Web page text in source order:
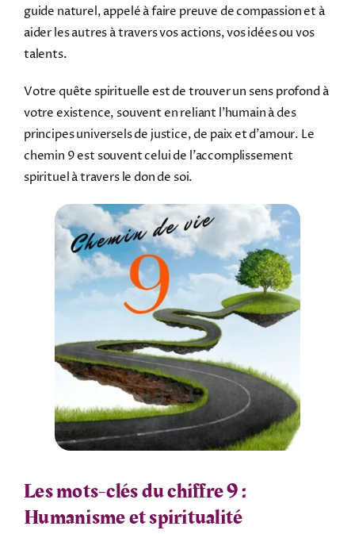
guide naturel, appelé à faire preuve de compassion et à
aider les autres à travers vos actions, vos idées ou vos
talents.
Votre quête spirituelle est de trouver un sens profond à
votre existence, souvent en reliant l’humain à des
principes universels de justice, de paix et d’amour. Le
chemin 9 est souvent celui de l’accomplissement
spirituel à travers le don de soi.
Les mots-clés du chiffre 9 :
Humanisme et spiritualité